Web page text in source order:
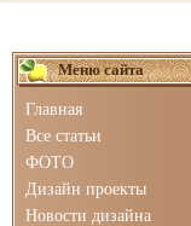
Меню сайта
Главная
Все статьи
ФОТО
Дизайн проекты
Новости дизайна